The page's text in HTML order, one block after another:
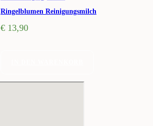
Ringelblumen Reinigungsmilch
€ 13,90